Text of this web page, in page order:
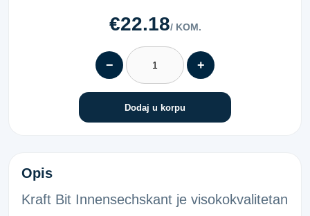
€22.18/ KOM.
− +
Dodaj u korpu
SNAŽNI BIT INBUS SW24 107MM
Opis
Kraft Bit Innensechskant je visokokvalitetan